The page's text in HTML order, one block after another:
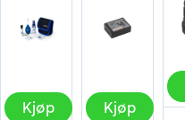
Kjøp Kjøp